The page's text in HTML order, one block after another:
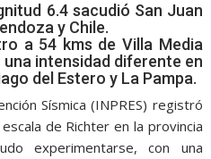
6.4 sacudió San Juan
y Chile.
a 54 kms de Villa Media
intensidad diferente en
del Estero y La Pampa.
Sísmica (INPRES) registró
de Richter en la provincia
experimentarse, con una